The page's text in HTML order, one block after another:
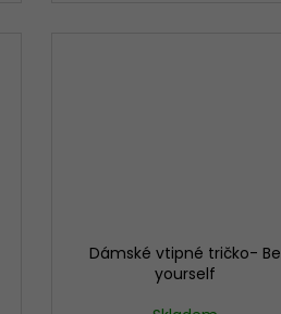
Dámské vtipné tričko- Be
yourself